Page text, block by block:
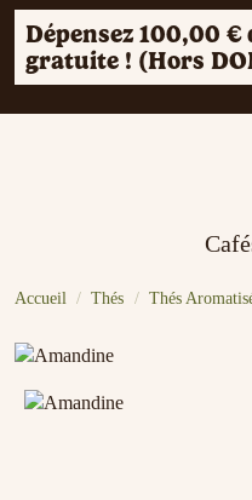
Dépensez 100,00 €
gratuite ! (Hors
Accueil Thés Thés